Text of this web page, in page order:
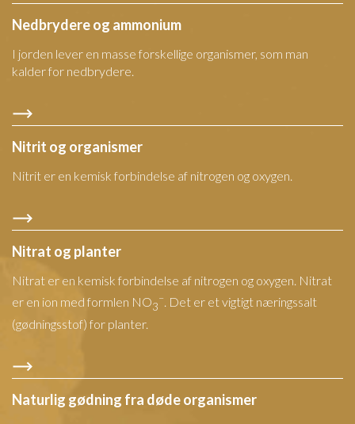
Nedbrydere og ammonium
I jorden lever en masse forskellige organismer, som man
kalder for nedbrydere.
Nitrit og organismer
Nitrit er en kemisk forbindelse af nitrogen og oxygen.
Nitrat og planter
Nitrat er en kemisk forbindelse af nitrogen og oxygen. Nitrat
er en ion med formlen NO3
–. Det er et vigtigt næringssalt
(gødningsstof) for planter.
Naturlig gødning fra døde organismer